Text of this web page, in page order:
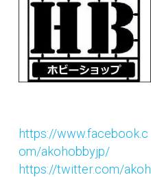
https://www.facebook.c
om/akohobbyjp/
https://twitter.com/akoh